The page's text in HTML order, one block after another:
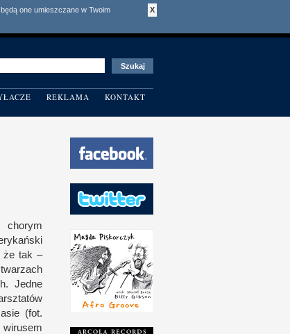
X
one umieszczane w Twoim
REKLAMA KONTAKT
że tak –
Jedne
(fot.